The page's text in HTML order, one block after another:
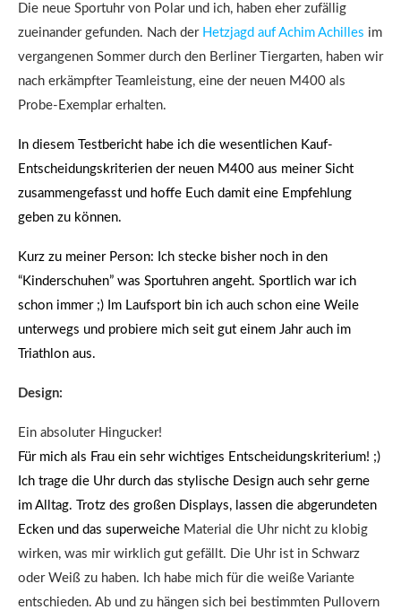
Die neue Sportuhr von Polar und ich, haben eher zufällig
zueinander gefunden. Nach der Hetzjagd auf Achim Achilles im
vergangenen Sommer durch den Berliner Tiergarten, haben wir
nach erkämpfter Teamleistung, eine der neuen M400 als
Probe-Exemplar erhalten.
In diesem Testbericht habe ich die wesentlichen Kauf-
Entscheidungskriterien der neuen M400 aus meiner Sicht
zusammengefasst und hoffe Euch damit eine Empfehlung
geben zu können.
Kurz zu meiner Person: Ich stecke bisher noch in den
“Kinderschuhen” was Sportuhren angeht. Sportlich war ich
schon immer ;) Im Laufsport bin ich auch schon eine Weile
unterwegs und probiere mich seit gut einem Jahr auch im
Triathlon aus.
Design:
Ein absoluter Hingucker!
Für mich als Frau ein sehr wichtiges Entscheidungskriterium! ;)
Ich trage die Uhr durch das stylische Design auch sehr gerne
im Alltag. Trotz des großen Displays, lassen die abgerundeten
Ecken und das superweiche Material die Uhr nicht zu klobig
wirken, was mir wirklich gut gefällt. Die Uhr ist in Schwarz
oder Weiß zu haben. Ich habe mich für die weiße Variante
entschieden. Ab und zu hängen sich bei bestimmten Pullovern